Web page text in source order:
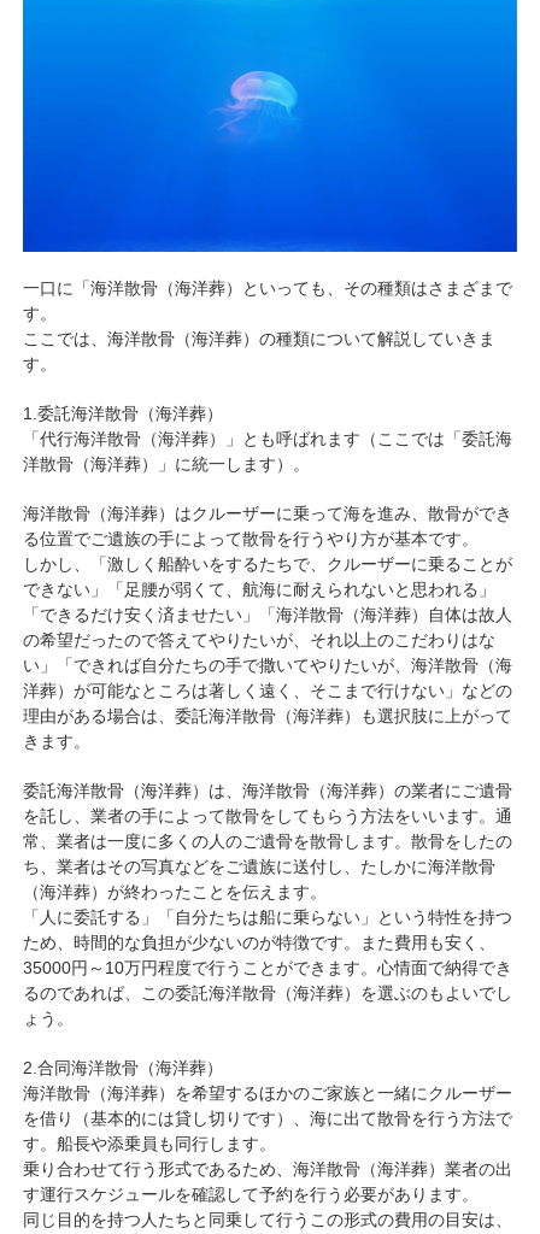
一口に「海洋散骨（海洋葬）といっても、その種類はさまざまで
す。
ここでは、海洋散骨（海洋葬）の種類について解説していきま
す。
1.委託海洋散骨（海洋葬）
「代行海洋散骨（海洋葬）」とも呼ばれます（ここでは「委託海
洋散骨（海洋葬）」に統一します）。
海洋散骨（海洋葬）はクルーザーに乗って海を進み、散骨ができ
る位置でご遺族の手によって散骨を行うやり方が基本です。
しかし、「激しく船酔いをするたちで、クルーザーに乗ることが
できない」「足腰が弱くて、航海に耐えられないと思われる」
「できるだけ安く済ませたい」「海洋散骨（海洋葬）自体は故人
の希望だったので答えてやりたいが、それ以上のこだわりはな
い」「できれば自分たちの手で撒いてやりたいが、海洋散骨（海
洋葬）が可能なところは著しく遠く、そこまで行けない」などの
理由がある場合は、委託海洋散骨（海洋葬）も選択肢に上がって
きます。
委託海洋散骨（海洋葬）は、海洋散骨（海洋葬）の業者にご遺骨
を託し、業者の手によって散骨をしてもらう方法をいいます。通
常、業者は一度に多くの人のご遺骨を散骨します。散骨をしたの
ち、業者はその写真などをご遺族に送付し、たしかに海洋散骨
（海洋葬）が終わったことを伝えます。
「人に委託する」「自分たちは船に乗らない」という特性を持つ
ため、時間的な負担が少ないのが特徴です。また費用も安く、
35000円～10万円程度で行うことができます。心情面で納得でき
るのであれば、この委託海洋散骨（海洋葬）を選ぶのもよいでし
ょう。
2.合同海洋散骨（海洋葬）
海洋散骨（海洋葬）を希望するほかのご家族と一緒にクルーザー
を借り（基本的には貸し切りです）、海に出て散骨を行う方法で
す。船長や添乗員も同行します。
乗り合わせて行う形式であるため、海洋散骨（海洋葬）業者の出
す運行スケジュールを確認して予約を行う必要があります。
同じ目的を持つ人たちと同乗して行うこの形式の費用の目安は、